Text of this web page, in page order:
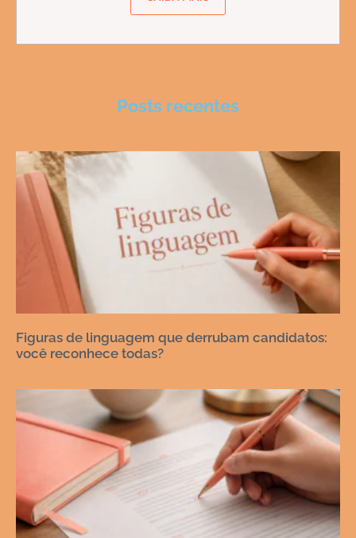
Posts recentes
Figuras de linguagem que derrubam candidatos:
você reconhece todas?